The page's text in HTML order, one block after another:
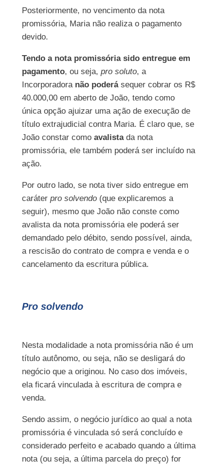
Posteriormente, no vencimento da nota
promissória, Maria não realiza o pagamento
devido.
Tendo a nota promissória sido entregue em
pagamento, ou seja, pro soluto, a
Incorporadora não poderásequer cobrar os R$
40.000,00 em aberto de João, tendo como
única opção ajuizar uma ação de execução de
título extrajudicial contra Maria. É claro que, se
João constar como avalistada nota
promissória, ele também poderá ser incluído na
ação.
Por outro lado, se nota tiver sido entregue em
caráter pro solvendo(que explicaremos a
seguir), mesmo que João não conste como
avalista da nota promissória ele poderá ser
demandado pelo débito, sendo possível, ainda,
a rescisão do contrato de compra e venda e o
cancelamento da escritura pública.
Pro solvendo
Nesta modalidade a nota promissória não é um
título autônomo, ou seja, não se desligará do
negócio que a originou. No caso dos imóveis,
ela ficará vinculada à escritura de compra e
venda.
Sendo assim, o negócio jurídico ao qual a nota
promissória é vinculada só será concluído e
considerado perfeito e acabado quando a última
nota (ou seja, a última parcela do preço) for